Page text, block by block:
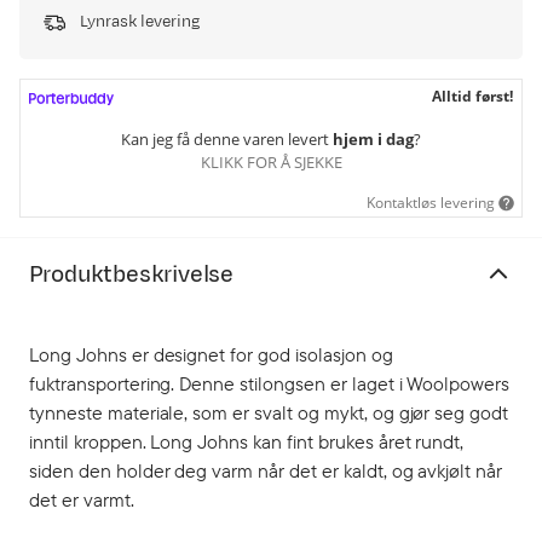
Lynrask levering
Alltid først!
Kan jeg få denne varen levert hjem i dag?
KLIKK FOR Å SJEKKE
Kontaktløs levering
Produktbeskrivelse
Long Johns er designet for god isolasjon og
fuktransportering. Denne stilongsen er laget i Woolpowers
tynneste materiale, som er svalt og mykt, og gjør seg godt
inntil kroppen. Long Johns kan fint brukes året rundt,
siden den holder deg varm når det er kaldt, og avkjølt når
det er varmt.